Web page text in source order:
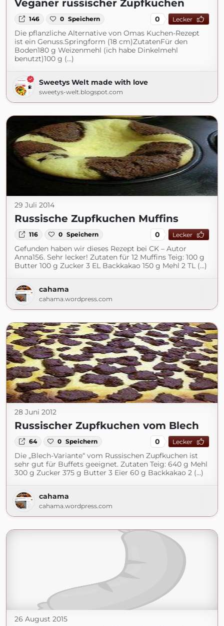
Veganer russischer Zupfkuchen
146 0 Speichern 0 Lecker
Die pflanzliche Alternative von Omas Kuchen-Rezept
ist ein Genuss.Springform (18 cm)ZutatenFür den
Boden180 g Weizenmehl (ich habe Dinkelmehl
benutzt)100 g (...)
Sweetys Welt made with love
sweetys-welt.blogspot.com
29 Juli 2014
Russische Zupfkuchen Muffins
116 0 Speichern 0 Lecker
Gefunden haben wir dieses Rezept bei CK – Autor
Anna156. Sehr lecker! Zutaten für 12 Muffins Teig: 100 g
Butter 100 g Zucker 3 EL Backkakao 150 g Mehl 2 TL (...)
cahama
cahama.wordpress.com
28 Juni 2012
Russischer Zupfkuchen vom Blech
64 0 Speichern 0 Lecker
Die „Blech-Variante“ vom Russischen Zupfkuchen ist
sehr gut für Buffets geeignet. Zutaten Teig: 640 g Mehl
300 g Zucker 375 g Butter 3 Eier 60 g Backkakao 2 (...)
cahama
cahama.wordpress.com
26 August 2015